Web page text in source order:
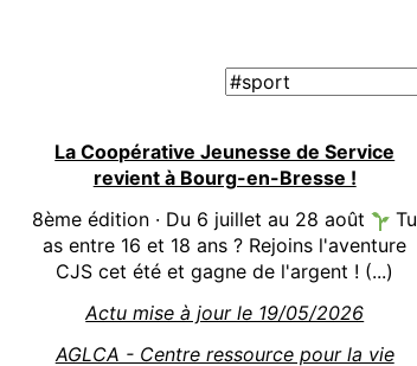
La Coopérative Jeunesse de Service
revient à Bourg-en-Bresse !
8ème édition · Du 6 juillet au 28 août
Tu
as entre 16 et 18 ans ? Rejoins l'aventure
CJS cet été et gagne de l'argent ! (...)
Actu mise à jour le 19/05/2026
AGLCA - Centre ressource pour la vie